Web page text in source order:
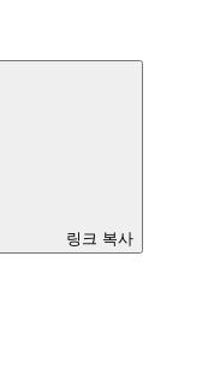
링크 복사